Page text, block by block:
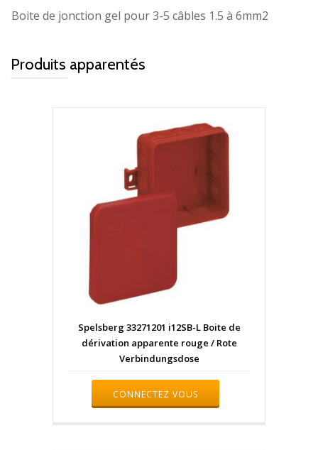
Boite de jonction gel pour 3-5 câbles 1.5 à 6mm2
Produits apparentés
Spelsberg 33271201 i12SB-L Boite de
dérivation apparente rouge / Rote
Verbindungsdose
CONNECTEZ VOUS